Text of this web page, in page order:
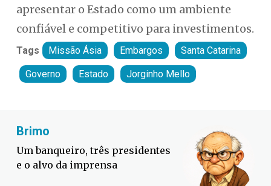
apresentar o Estado como um ambiente
confiável e competitivo para investimentos.
Tags Missão Ásia Embargos Santa Catarina
Governo Estado Jorginho Mello
Fabiano Bordignon
Defesa Civil lança campanha
contra o El Niño em SC